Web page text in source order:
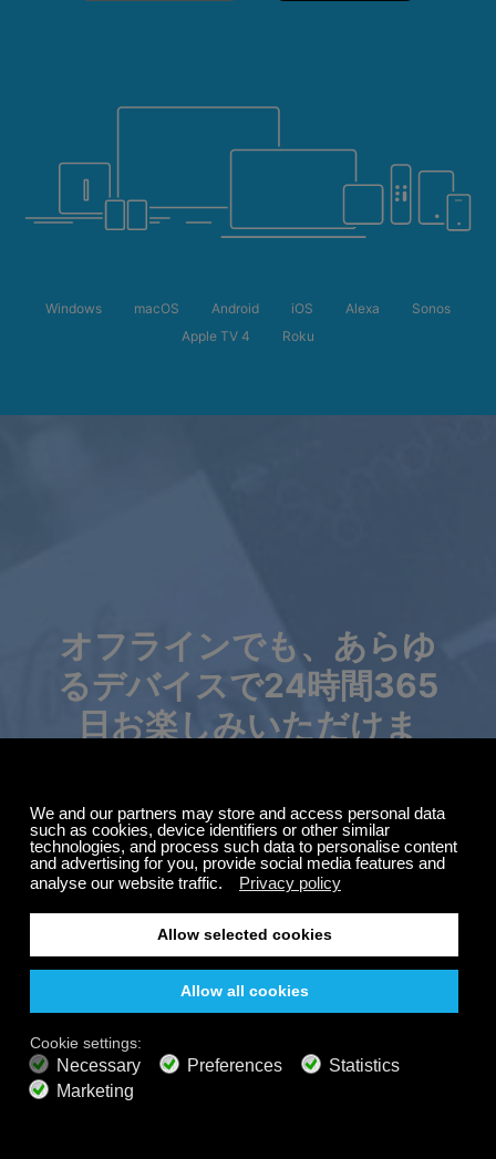
フ。
無料
200以上のチャンネル 終わりのないリスニング
無料で聴く
800以上の音楽チャンネル
広告なしの音楽
サウンドスケープミキサー
拡張プレイリスト
Windows macOS Android iOS Alexa
Sonos
Apple TV 4
Roku
オフラインでも、あらゆ
るデバイスで24時間365
日お楽しみいただけま
Calm Radioの旅を、いつでもどこでも、オフラインで
もお楽しみいただけます。厳選された音楽、自然の
音、そしてリラックスできる雰囲気で、集中力を高め
たり、リラックスしたり、瞑想したり、深い眠りに落